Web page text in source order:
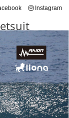
Instagram